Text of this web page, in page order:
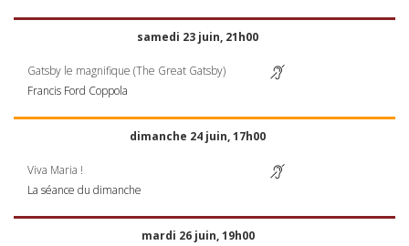
samedi 23 juin, 21h00
Gatsby le magnifique (The Great Gatsby)
Francis Ford Coppola
dimanche 24 juin, 17h00
Viva Maria !
La séance du dimanche
mardi 26 juin, 19h00